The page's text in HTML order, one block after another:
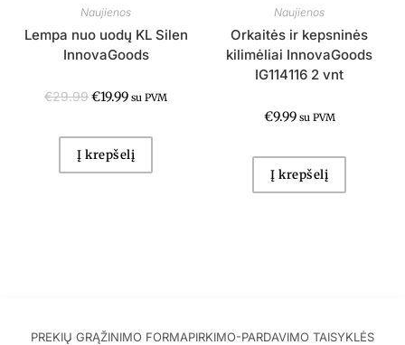
Naujienos
Lempa nuo uodų KL Silen
InnovaGoods
€29.99€19.99 su PVM
Į krepšelį
Naujienos
Orkaitės ir kepsninės
kilimėliai InnovaGoods
IG114116 2 vnt
€9.99 su PVM
Į krepšelį
PREKIŲ GRĄŽINIMO FORMAPIRKIMO-PARDAVIMO TAISYKLĖS